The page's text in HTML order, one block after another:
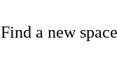
Find a new